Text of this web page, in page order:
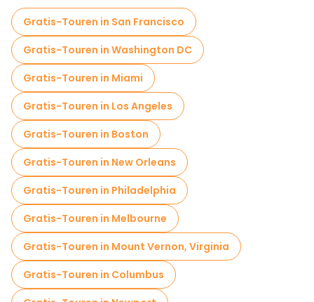
Kostenlose Nachtwanderungen in San Diego
Fahrradtouren in San Diego
Food-Touren in San Diego
Gratis-Touren in San Francisco
Gratis-Touren in Washington DC
Gratis-Touren in Miami
Gratis-Touren in Los Angeles
Gratis-Touren in Boston
Gratis-Touren in New Orleans
Gratis-Touren in Philadelphia
Gratis-Touren in Melbourne
Gratis-Touren in Mount Vernon, Virginia
Gratis-Touren in Columbus